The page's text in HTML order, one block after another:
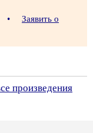
•
Заявить о
произведения